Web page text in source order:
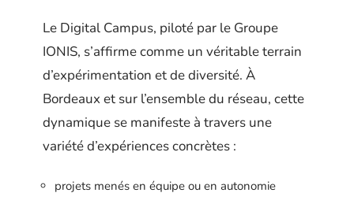
Le Digital Campus, piloté par le Groupe
IONIS, s’affirme comme un véritable terrain
d’expérimentation et de diversité. À
Bordeaux et sur l’ensemble du réseau, cette
dynamique se manifeste à travers une
variété d’expériences concrètes :
projets menés en équipe ou en autonomie